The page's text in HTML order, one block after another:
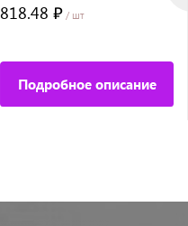
818.48 ₽ / шт
Подробное описание